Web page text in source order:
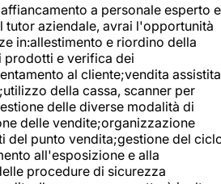
a personale esperto e
tutor aziendale, avrai l'opportunità
in:allestimento e riordino della
prodotti e verifica dei
al cliente;vendita assistita
della cassa, scanner per
delle diverse modalità di
delle vendite;organizzazione
del punto vendita;gestione del
all'esposizione e alla
procedure di sicurezza